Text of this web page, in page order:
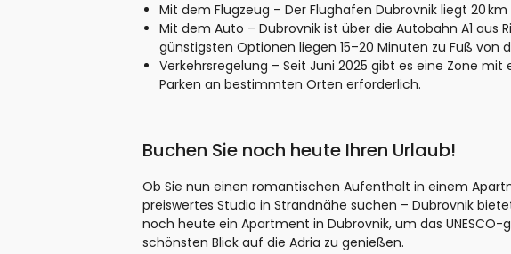
Mit dem Flugzeug – Der Flughafen Dubrovnik liegt 20
Mit dem Auto – Dubrovnik ist über die Autobahn A1 aus
günstigsten Optionen liegen 15–20 Minuten zu Fuß von
Verkehrsregelung – Seit Juni 2025 gibt es eine Zone
Parken an bestimmten Orten erforderlich.
Buchen Sie noch heute Ihren Urlaub!
Ob Sie nun einen romantischen Aufenthalt in einem
preiswertes Studio in Strandnähe suchen – Dubrovnik
noch heute ein Apartment in Dubrovnik, um das
schönsten Blick auf die Adria zu genießen.